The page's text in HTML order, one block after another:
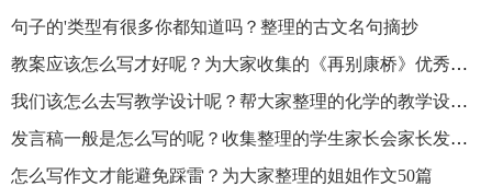
句子的'类型有很多你都知道吗？整理的古文名句摘抄
教案应该怎么写才好呢？为大家收集的《再别康桥》优秀教案
我们该怎么去写教学设计呢？帮大家整理的化学的教学设计教案
发言稿一般是怎么写的呢？收集整理的学生家长会家长发言稿
怎么写作文才能避免踩雷？为大家整理的姐姐作文50篇